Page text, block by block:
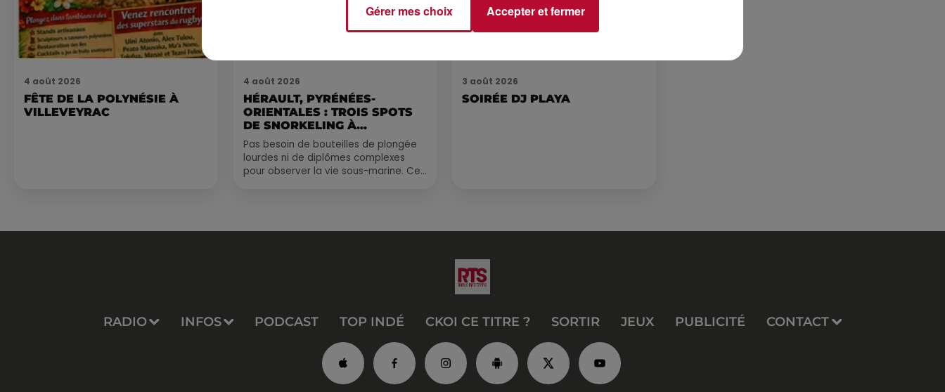
4 août 2026
FÊTE DE LA POLYNÉSIE À
VILLEVEYRAC
4 août 2026
HÉRAULT, PYRÉNÉES-
ORIENTALES : TROIS SPOTS
DE SNORKELING À
EXPLORER...
Pas besoin de bouteilles de plongée
lourdes ni de diplômes complexes
pour observer la vie sous-marine. Cet
3 août 2026
SOIRÉE DJ PLAYA
RADIO INFOS PODCAST TOP INDÉ CKOI CE TITRE ? SORTIR JEUX PUBLICITÉ CONTACT
Gérer mes choix Accepter et fermer